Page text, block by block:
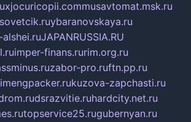
xjocuricopii.commusavtomat.msk.ru
sovetcik.ruybaranovskaya.ru
JAPANRUSSIA.RU
imper-finans.rurim.org.ru
zabor-pro.ruftn.pp.ru
kuzova-zapchasti.ru
dsrazvitie.ruhardcity.net.ru
topservice25.rugubernyan.ru